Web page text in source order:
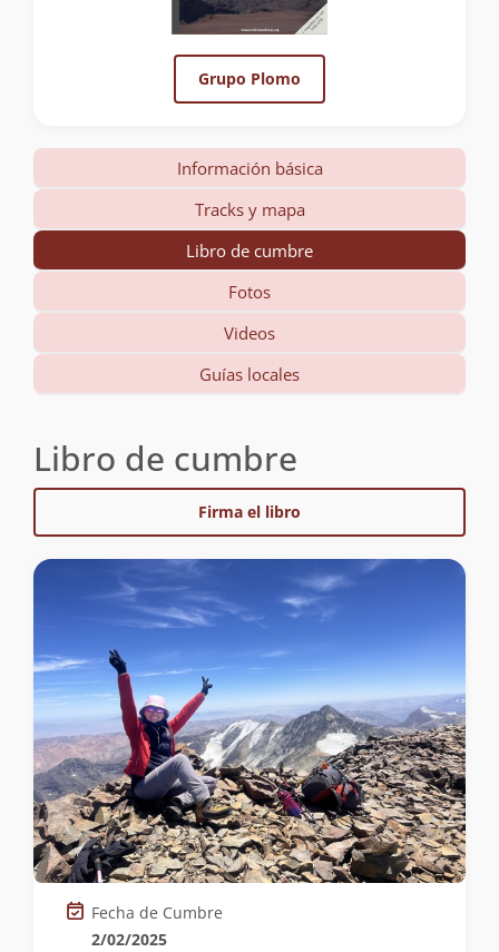
Grupo Plomo
Información básica
Tracks y mapa
Libro de cumbre
Fotos
Videos
Guías locales
Libro de cumbre
Firma el libro
Fecha de Cumbre
2/02/2025